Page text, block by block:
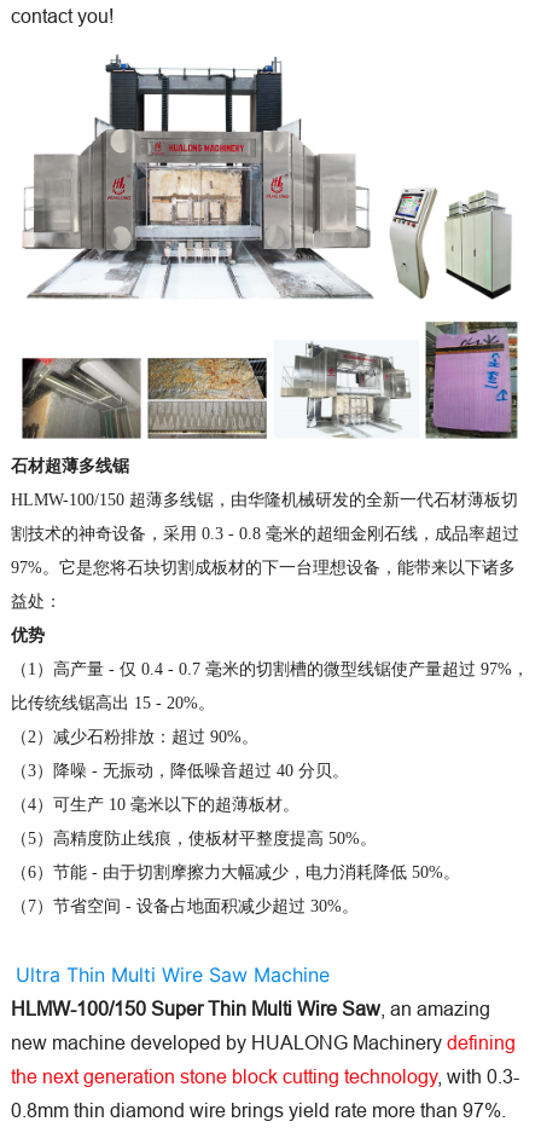
contact you!
石材超薄多线锯
HLMW-100/150 超薄多线锯，由华隆机械研发的全新一代石材薄板切
割技术的神奇设备，采用 0.3 - 0.8 毫米的超细金刚石线，成品率超过
97%。它是您将石块切割成板材的下一台理想设备，能带来以下诸多
益处：
优势
（1）高产量 - 仅 0.4 - 0.7 毫米的切割槽的微型线锯使产量超过 97%，
比传统线锯高出 15 - 20%。
（2）减少石粉排放：超过 90%。
（3）降噪 - 无振动，降低噪音超过 40 分贝。
（4）可生产 10 毫米以下的超薄板材。
（5）高精度防止线痕，使板材平整度提高 50%。
（6）节能 - 由于切割摩擦力大幅减少，电力消耗降低 50%。
（7）节省空间 - 设备占地面积减少超过 30%。
Ultra Thin Multi Wire Saw Machine
HLMW-100/150 Super Thin Multi Wire Saw, an amazing
new machine developed by HUALONG Machinery defining
the next generation stone block cutting technology, with 0.3-
0.8mm thin diamond wire brings yield rate more than 97%.